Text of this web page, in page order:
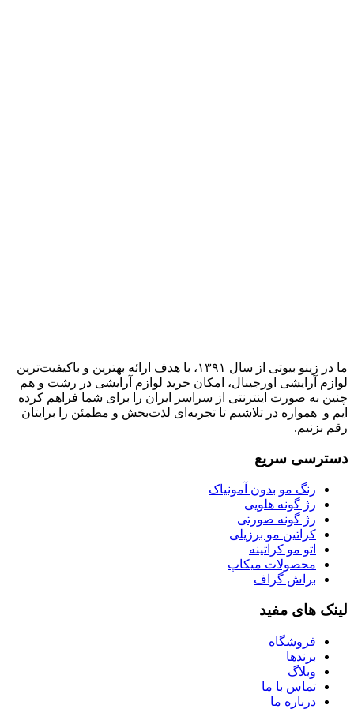
ما در زینو بیوتی از سال ۱۳۹۱، با هدف ارائه بهترین و باکیفیت‌ترین
لوازم آرایشی اورجینال، امکان خرید لوازم آرایشی در رشت و هم
چنین به صورت اینترنتی از سراسر ایران را برای شما فراهم کرده
ایم و همواره در تلاشیم تا تجربه‌ای لذت‌بخش و مطمئن را برایتان
رقم بزنیم.
دسترسی سریع
رنگ مو بدون آمونیاک
رژ گونه هلویی
رژ گونه صورتی
کراتین مو برزیلی
اتو مو کراتینه
محصولات میکاپ
براش گراف
لینک های مفید
فروشگاه
برندها
وبلاگ
تماس با ما
درباره ما